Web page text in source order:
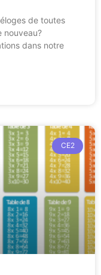
de toutes
nouveau?
dans notre
CE2